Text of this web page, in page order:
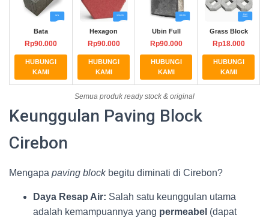
Bata
Rp90.000
HUBUNGI
KAMI
Hexagon
Rp90.000
HUBUNGI
KAMI
Ubin Full
Rp90.000
HUBUNGI
KAMI
Grass Block
Rp18.000
HUBUNGI
KAMI
Semua produk ready stock & original
Keunggulan Paving Block
Cirebon
Mengapa paving blockbegitu diminati di Cirebon?
Daya Resap Air: Salah satu keunggulan utama
adalah kemampuannya yang permeabel (dapat